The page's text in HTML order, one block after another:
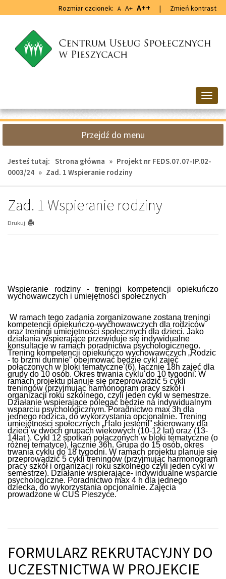
do
do
Rozmiar czcionek: A A+ A++ | Zmień kontrast
Przejdź do menu
Jesteś tutaj: Strona główna » Projekt nr FEDS.07.07-IP.02-
0003/24 » Zad. 1 Wspieranie rodziny
Zad. 1 Wspieranie rodziny
Drukuj
Wspieranie rodziny - treningi kompetencji opiekuńczo
wychowawczych i umiejętności społecznych
W ramach tego zadania zorganizowane zostaną treningi
kompetencji opiekuńczo-wychowawczych dla rodziców
oraz treningi umiejętności społecznych dla dzieci. Jako
działania wspierające przewiduje się indywidualne
konsultacje w ramach poradnictwa psychologicznego.
Trening kompetencji opiekuńczo wychowawczych „Rodzic
- to brzmi dumnie” obejmować będzie cykl zajęć
połączonych w bloki tematyczne (6), łącznie 18h zajęć dla
grupy do 10 osób. Okres trwania cyklu do 10 tygodni. W
ramach projektu planuje się przeprowadzić 5 cykli
treningów (przyjmując harmonogram pracy szkół i
organizacji roku szkolnego, czyli jeden cykl w semestrze.
Działanie wspierające polegać będzie na indywidualnym
wsparciu psychologicznym. Poradnictwo max 3h dla
jednego rodzica, do wykorzystania opcjonalnie. Trening
umiejętności społecznych „Halo jestem!” skierowany dla
dzieci w dwóch grupach wiekowych (10-12 lat) oraz (13-
14lat ). Cykl 12 spotkań połączonych w bloki tematyczne (o
różnej tematyce), łącznie 36h. Grupa do 15 osób, okres
trwania cyklu do 18 tygodni. W ramach projektu planuje się
przeprowadzić 5 cykli treningów (przyjmując harmonogram
pracy szkół i organizacji roku szkolnego czyli jeden cykl w
semestrze). Działanie wspierające- indywidualne wsparcie
psychologiczne. Poradnictwo max 4 h dla jednego
dziecka, do wykorzystania opcjonalnie. Zajęcia
prowadzone w CUS Pieszyce.
FORMULARZ REKRUTACYJNY DO
UCZESTNICTWA W PROJEKCIE